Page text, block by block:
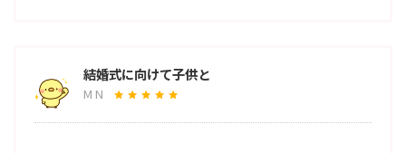
結婚式に向けて子供と
M N